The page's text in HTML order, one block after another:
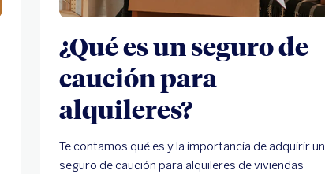
¿Qué es un seguro de
caución para
alquileres?
Te contamos qué es y la importancia de adquirir un
seguro de caución para alquileres de viviendas